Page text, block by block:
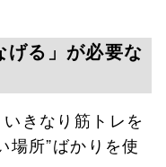
げる」が必要な
きなり筋トレを
場所”ばかりを使